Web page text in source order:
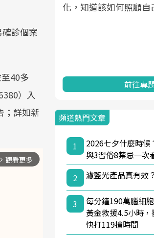
診個案
40多
）入
；詳如新
arrow_forward_ios 觀看更多
不只是醫
化，知道該如何照顧自
前往專
頻道熱門文章
1
2026七夕什麼時候
與3習俗8禁忌一次
2
濾藍光產品真有
3
每分鐘190萬腦細
黃金救援4.5小時
快打119搶時間